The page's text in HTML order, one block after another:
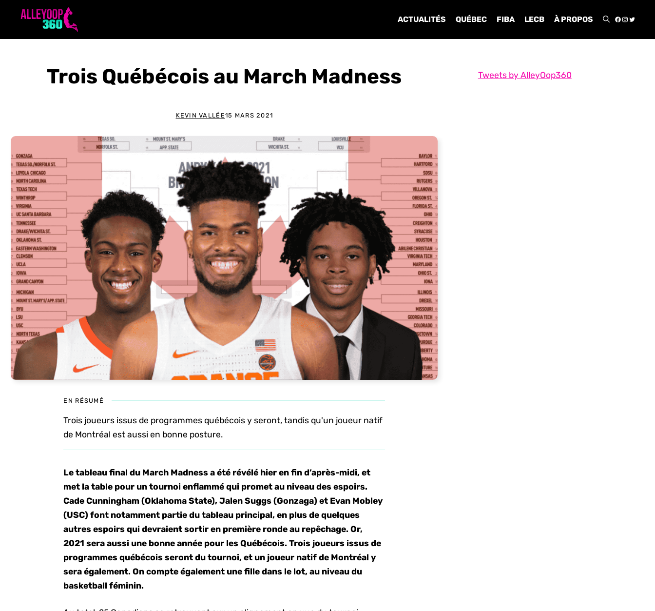
ACTUALITÉS QUÉBEC FIBA LECB À PROPOS
Trois Québécois au March Madness
KEVIN VALLÉE15 MARS 2021
EN RÉSUMÉ
Trois joueurs issus de programmes québécois y seront, tandis qu'un joueur natif
de Montréal est aussi en bonne posture.
Le tableau final du March Madness a été révélé hier en fin d’après-midi, et
met la table pour un tournoi enflammé qui promet au niveau des espoirs.
Cade Cunningham (Oklahoma State), Jalen Suggs (Gonzaga) et Evan Mobley
(USC) font notamment partie du tableau principal, en plus de quelques
autres espoirs qui devraient sortir en première ronde au repêchage. Or,
2021 sera aussi une bonne année pour les Québécois. Trois joueurs issus de
programmes québécois seront du tournoi, et un joueur natif de Montréal y
sera également. On compte également une fille dans le lot, au niveau du
basketball féminin.
Tweets by AlleyOop360